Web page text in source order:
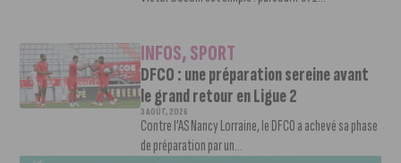
INFOS,SPORT
DFCO : une préparation sereine avant
le grand retour en Ligue 2
3 AOÛT, 2026
Contre l’AS Nancy Lorraine, le DFCO a achevé sa phase
de préparation par un...